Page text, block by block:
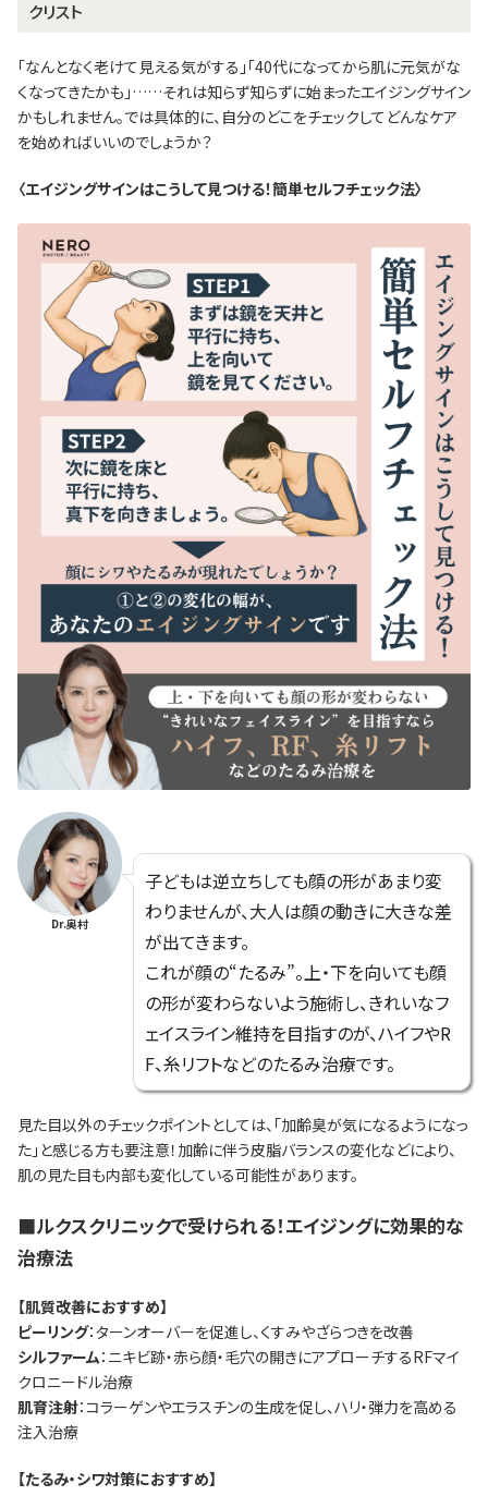
クリスト
「なんとなく老けて見える気がする」「40代になってから肌に元気がな
くなってきたかも」……それは知らず知らずに始まったエイジングサイン
かもしれません。では具体的に、自分のどこをチェックしてどんなケア
を始めればいいのでしょうか？
〈エイジングサインはこうして見つける！簡単セルフチェック法〉
Dr.奥村
子どもは逆立ちしても顔の形があまり変
わりませんが、大人は顔の動きに大きな差
が出てきます。
これが顔の“たるみ”。上・下を向いても顔
の形が変わらないよう施術し、きれいなフ
ェイスライン維持を目指すのが、ハイフやR
F、糸リフトなどのたるみ治療です。
見た目以外のチェックポイントとしては、「加齢臭が気になるようになっ
た」と感じる方も要注意！加齢に伴う皮脂バランスの変化などにより、
肌の見た目も内部も変化している可能性があります。
■ルクスクリニックで受けられる！エイジングに効果的な
治療法
【肌質改善におすすめ】
ピーリング：ターンオーバーを促進し、くすみやざらつきを改善
シルファーム：ニキビ跡・赤ら顔・毛穴の開きにアプローチするRFマイ
クロニードル治療
肌育注射：コラーゲンやエラスチンの生成を促し、ハリ・弾力を高める
注入治療
【たるみ・シワ対策におすすめ】